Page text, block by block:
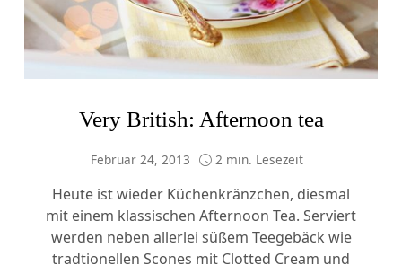
Very British: Afternoon tea
Februar 24, 2013 2 min. Lesezeit
Heute ist wieder Küchenkränzchen, diesmal
mit einem klassischen Afternoon Tea. Serviert
werden neben allerlei süßem Teegebäck wie
tradtionellen Scones mit Clotted Cream und